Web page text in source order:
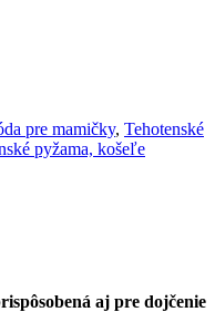
pre mamičky, Tehotenské
pyžama, košeľe
aj pre dojčenie